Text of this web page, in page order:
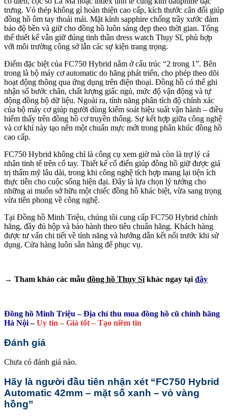
trưng. Vỏ thép không gỉ hoàn thiện cao cấp, kích thước cân đối giúp
đồng hồ ôm tay thoải mái. Mặt kính sapphire chống trầy xước đảm
bảo độ bền và giữ cho đồng hồ luôn sáng đẹp theo thời gian. Tổng
thể thiết kế vẫn giữ đúng tinh thần dress watch Thụy Sĩ, phù hợp
với môi trường công sở lẫn các sự kiện trang trọng.
Điểm đặc biệt của FC750 Hybrid nằm ở cấu trúc “2 trong 1”. Bên
trong là bộ máy cơ automatic do hãng phát triển, cho phép theo dõi
hoạt động thông qua ứng dụng trên điện thoại. Đồng hồ có thể ghi
nhận số bước chân, chất lượng giấc ngủ, mức độ vận động và tự
động đồng bộ dữ liệu. Ngoài ra, tính năng phân tích độ chính xác
của bộ máy cơ giúp người dùng kiểm soát hiệu suất vận hành – điều
hiếm thấy trên đồng hồ cơ truyền thống. Sự kết hợp giữa công nghệ
và cơ khí này tạo nên một chuẩn mực mới trong phân khúc đồng hồ
cao cấp.
FC750 Hybrid không chỉ là công cụ xem giờ mà còn là trợ lý cá
nhân tinh tế trên cổ tay. Thiết kế cổ điển giúp đồng hồ giữ được giá
trị thẩm mỹ lâu dài, trong khi công nghệ tích hợp mang lại tiện ích
thực tiễn cho cuộc sống hiện đại. Đây là lựa chọn lý tưởng cho
những ai muốn sở hữu một chiếc đồng hồ khác biệt, vừa sang trọng
vừa tiên phong về công nghệ.
Tại Đồng hồ Minh Triệu, chúng tôi cung cấp FC750 Hybrid chính
hãng, đầy đủ hộp và bảo hành theo tiêu chuẩn hãng. Khách hàng
được tư vấn chi tiết về tính năng và hướng dẫn kết nối trước khi sử
dụng. Cửa hàng luôn sẵn hàng để phục vụ.
→ Tham khảo các mẫu đồng hồ Thụy Sĩkhác ngay tại đây
Đồng hồ Minh Triệu – Địa chỉ thu mua đồng hồ cũ chính hãng
Hà Nội–Uy tín – Giá tốt – Tạo niềm tin
Đánh giá
Chưa có đánh giá nào.
Hãy là người đầu tiên nhận xét “FC750 Hybrid
Automatic 42mm – mặt số xanh – vỏ vàng
hồng”